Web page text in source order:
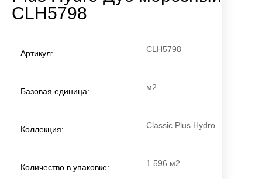
CLH5798
Артикул: CLH5798
Базовая единица: м2
Коллекция: Classic Plus Hydro
Количество в упаковке: 1.596 м2